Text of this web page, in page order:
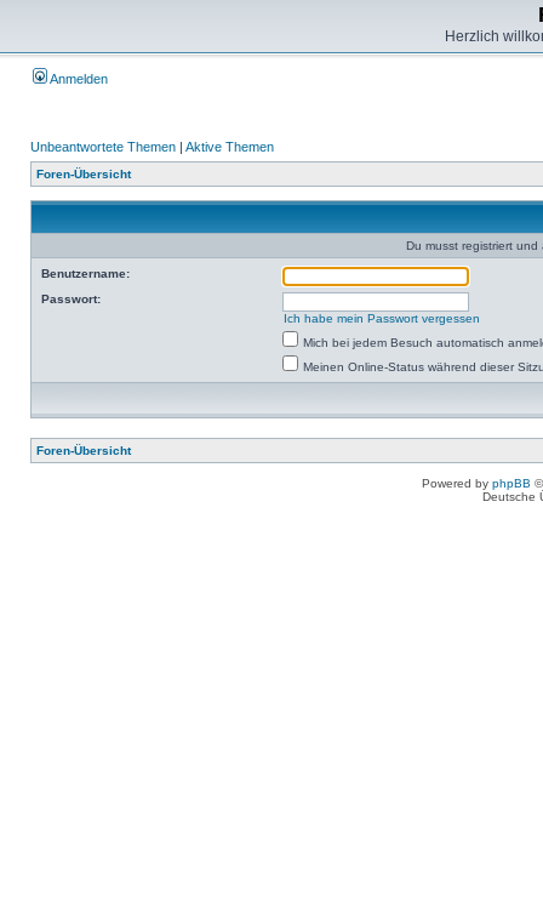
Herzlich
Anmelden
Unbeantwortete Themen | Aktive Themen
Foren-Übersicht
Du musst registriert
Benutzername:
Passwort:
Ich habe mein Passwort vergessen
Mich bei jedem Besuch automatisch
Meinen Online-Status während dieser
Foren-Übersicht
Powered by phpBB
Deutsche